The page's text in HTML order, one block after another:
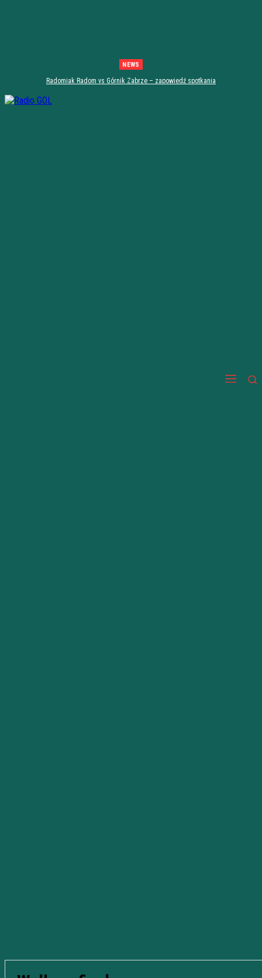
NEWS
Radomiak Radom vs Górnik Zabrze – zapowiedź spotkania